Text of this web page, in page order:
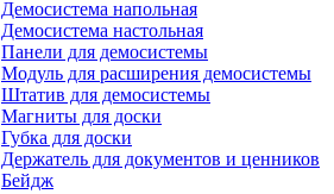
Демосистема напольная
Демосистема настольная
Панели для демосистемы
Модуль для расширения демосистемы
Штатив для демосистемы
Магниты для доски
Губка для доски
Держатель для документов и ценников
Бейдж